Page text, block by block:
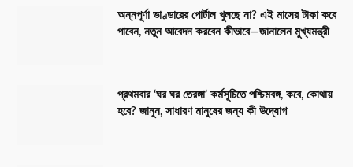
অন্নপূর্ণা ভাণ্ডারের পোর্টাল খুলছে না? এই মাসের টাকা কবে
পাবেন, নতুন আবেদন করবেন কীভাবে—জানালেন মুখ্যমন্ত্রী
প্রথমবার ‘ঘর ঘর তেরঙ্গা’ কর্মসূচিতে পশ্চিমবঙ্গ, কবে, কোথায়
হবে? জানুন, সাধারণ মানুষের জন্য কী উদ্যোগ